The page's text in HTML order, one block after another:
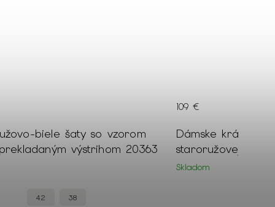
biele šaty so vzorom
výstrihom 20363
42 38
Dámske krátke
staroružovej farby
Skladom
109 €